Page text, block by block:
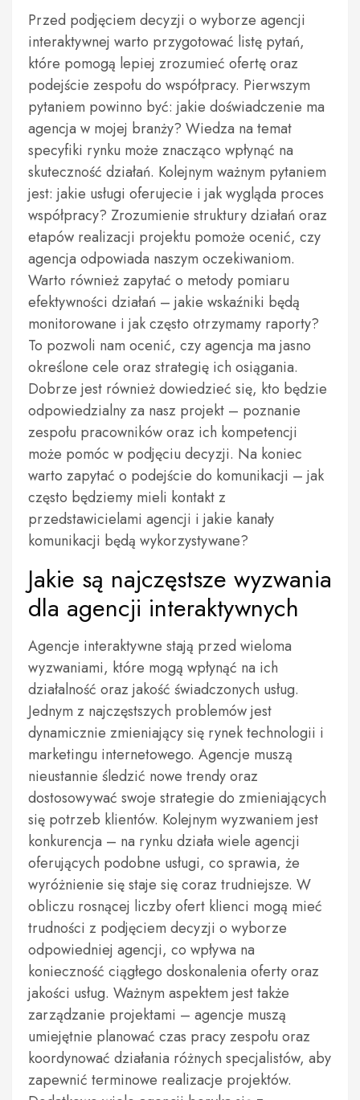
Przed podjęciem decyzji o wyborze agencji
interaktywnej warto przygotować listę pytań,
które pomogą lepiej zrozumieć ofertę oraz
podejście zespołu do współpracy. Pierwszym
pytaniem powinno być: jakie doświadczenie ma
agencja w mojej branży? Wiedza na temat
specyfiki rynku może znacząco wpłynąć na
skuteczność działań. Kolejnym ważnym pytaniem
jest: jakie usługi oferujecie i jak wygląda proces
współpracy? Zrozumienie struktury działań oraz
etapów realizacji projektu pomoże ocenić, czy
agencja odpowiada naszym oczekiwaniom.
Warto również zapytać o metody pomiaru
efektywności działań – jakie wskaźniki będą
monitorowane i jak często otrzymamy raporty?
To pozwoli nam ocenić, czy agencja ma jasno
określone cele oraz strategię ich osiągania.
Dobrze jest również dowiedzieć się, kto będzie
odpowiedzialny za nasz projekt – poznanie
zespołu pracowników oraz ich kompetencji
może pomóc w podjęciu decyzji. Na koniec
warto zapytać o podejście do komunikacji – jak
często będziemy mieli kontakt z
przedstawicielami agencji i jakie kanały
komunikacji będą wykorzystywane?
Jakie są najczęstsze wyzwania
dla agencji interaktywnych
Agencje interaktywne stają przed wieloma
wyzwaniami, które mogą wpłynąć na ich
działalność oraz jakość świadczonych usług.
Jednym z najczęstszych problemów jest
dynamicznie zmieniający się rynek technologii i
marketingu internetowego. Agencje muszą
nieustannie śledzić nowe trendy oraz
dostosowywać swoje strategie do zmieniających
się potrzeb klientów. Kolejnym wyzwaniem jest
konkurencja – na rynku działa wiele agencji
oferujących podobne usługi, co sprawia, że
wyróżnienie się staje się coraz trudniejsze. W
obliczu rosnącej liczby ofert klienci mogą mieć
trudności z podjęciem decyzji o wyborze
odpowiedniej agencji, co wpływa na
konieczność ciągłego doskonalenia oferty oraz
jakości usług. Ważnym aspektem jest także
zarządzanie projektami – agencje muszą
umiejętnie planować czas pracy zespołu oraz
koordynować działania różnych specjalistów, aby
zapewnić terminowe realizacje projektów.